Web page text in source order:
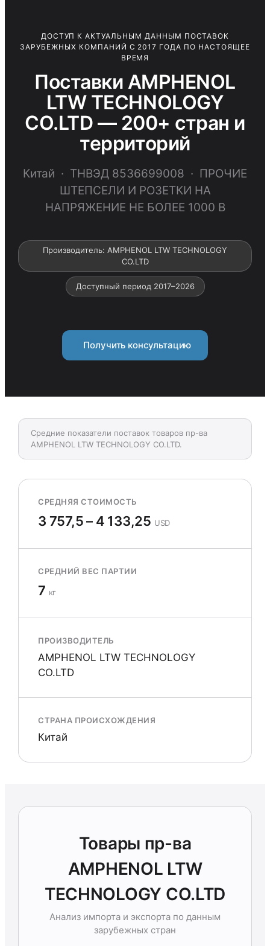
ДОСТУП К АКТУАЛЬНЫМ ДАННЫМ ПОСТАВОК
ЗАРУБЕЖНЫХ КОМПАНИЙ С 2017 ГОДА ПО НАСТОЯЩЕЕ
ВРЕМЯ
Поставки AMPHENOL
LTW TECHNOLOGY
CO.LTD — 200+ стран и
территорий
Китай · ТНВЭД 8536699008 · ПРОЧИЕ
ШТЕПСЕЛИ И РОЗЕТКИ НА
НАПРЯЖЕНИЕ НЕ БОЛЕЕ 1000 В
Производитель: AMPHENOL LTW TECHNOLOGY
CO.LTD
Доступный период 2017–2026
Получить консультацию
Средние показатели поставок товаров пр-ва
AMPHENOL LTW TECHNOLOGY CO.LTD.
СРЕДНЯЯ СТОИМОСТЬ
3 757,5 – 4 133,25 USD
СРЕДНИЙ ВЕС ПАРТИИ
7 кг
ПРОИЗВОДИТЕЛЬ
AMPHENOL LTW TECHNOLOGY
CO.LTD
СТРАНА ПРОИСХОЖДЕНИЯ
Китай
Товары пр-ва
AMPHENOL LTW
TECHNOLOGY CO.LTD
Анализ импорта и экспорта по данным
зарубежных стран